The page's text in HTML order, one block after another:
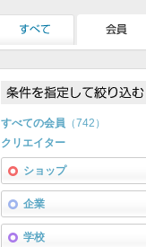
すべての会員 （742）
クリエイター
ショップ
企業
学校